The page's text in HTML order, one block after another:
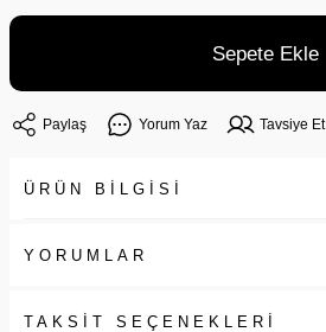
Sepete Ekle
Paylaş Yorum Yaz Tavsiye Et
ÜRÜN BİLGİSİ
YORUMLAR
TAKSİT SEÇENEKLERİ